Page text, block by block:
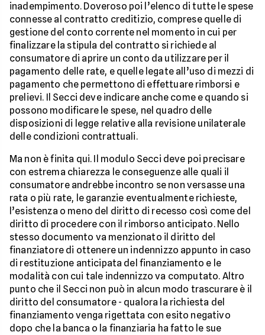
inadempimento. Doveroso poi l’elenco di tutte le spese
connesse al contratto creditizio, comprese quelle di
gestione del conto corrente nel momento in cui per
finalizzare la stipula del contratto si richiede al
consumatore di aprire un conto da utilizzare per il
pagamento delle rate, e quelle legate all’uso di mezzi di
pagamento che permettono di effettuare rimborsi e
prelievi. Il Secci deve indicare anche come e quando si
possono modificare le spese, nel quadro delle
disposizioni di legge relative alla revisione unilaterale
delle condizioni contrattuali.
Ma non è finita qui. Il modulo Secci deve poi precisare
con estrema chiarezza le conseguenze alle quali il
consumatore andrebbe incontro se non versasse una
rata o più rate, le garanzie eventualmente richieste,
l’esistenza o meno del diritto di recesso così come del
diritto di procedere con il rimborso anticipato. Nello
stesso documento va menzionato il diritto del
finanziatore di ottenere un indennizzo appunto in caso
di restituzione anticipata del finanziamento e le
modalità con cui tale indennizzo va computato. Altro
punto che il Secci non può in alcun modo trascurare è il
diritto del consumatore - qualora la richiesta del
finanziamento venga rigettata con esito negativo
dopo che la banca o la finanziaria ha fatto le sue